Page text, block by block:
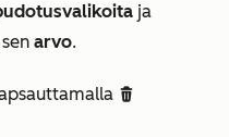
ja
arvo.
delete